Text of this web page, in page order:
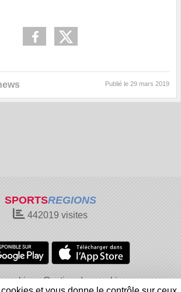
Publié le 29 mars 2019
SPORTSREGIONS
442019 visites
cookies
Gestion des cookies